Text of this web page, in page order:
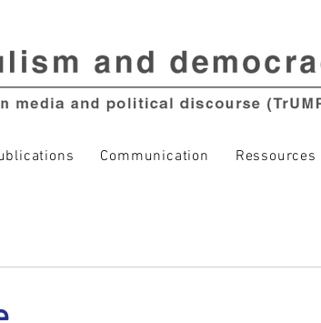
Communication Ressources